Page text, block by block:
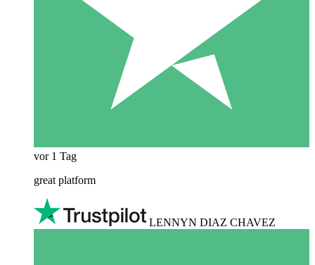
vor 1 Tag
great platform
LENNYN DIAZ CHAVEZ